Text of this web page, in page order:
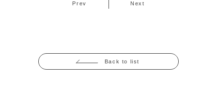
Prev Next
Back to list